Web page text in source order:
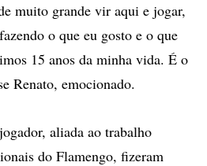
muito grande vir aqui e jogar,
o que eu gosto e o que
15 anos da minha vida. É o
Renato, emocionado.
aliada ao trabalho
do Flamengo, fizeram